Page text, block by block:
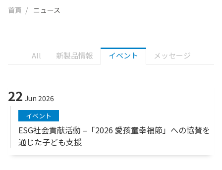
首頁 ニュース
All 新製品情報 イベント メッセージ
22 Jun 2026
イベント
ESG社会貢献活動 –「2026 愛孩童幸福節」への協賛を
通じた子ども支援